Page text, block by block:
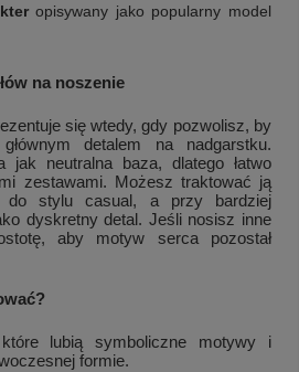
opisywany jako popularny model
na noszenie
się wtedy, gdy pozwolisz, by
detalem na nadgarstku.
jak neutralna baza, dlatego łatwo
zestawami. Możesz traktować ją
do stylu casual, a przy bardziej
dyskretny detal. Jeśli nosisz inne
aby motyw serca pozostał
lubią symboliczne motywy i
formie.